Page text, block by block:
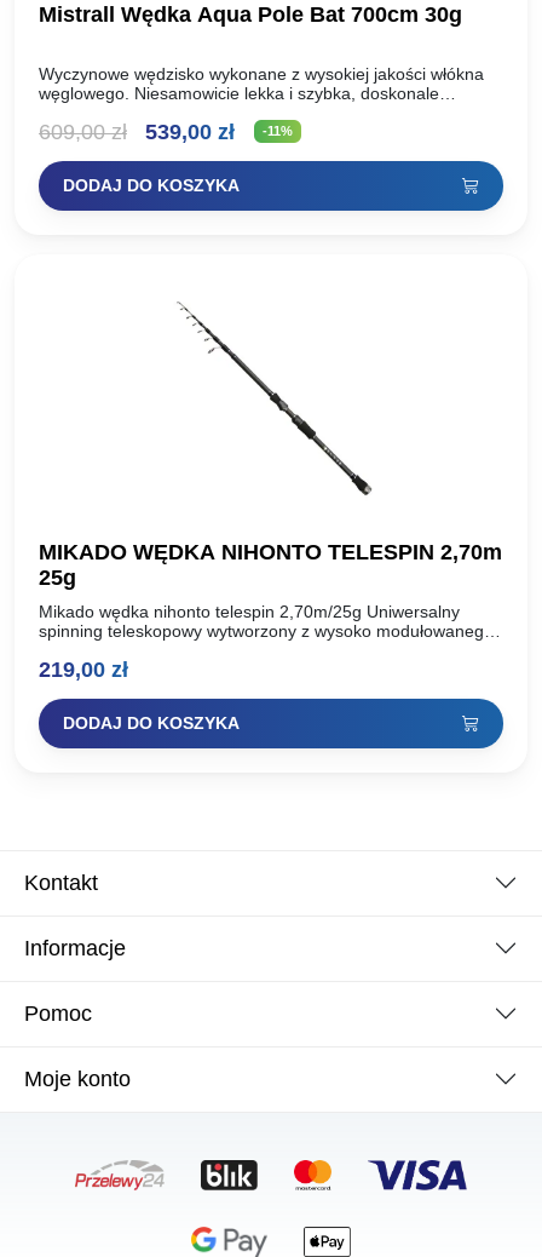
Mistrall Wędka Aqua Pole Bat 700cm 30g
Wyczynowe wędzisko wykonane z wysokiej jakości włókna
węglowego. Niesamowicie lekka i szybka, doskonale
wygodnym podczas łowienia bez…
609,00zł
Pierwotna
cena
wynosiła:
539,00 złAktualna
cena
wynosi:
-11%
DODAJ DO KOSZYKA
MIKADO WĘDKA NIHONTO TELESPIN 2,70m
25g
Mikado wędka nihonto telespin 2,70m/25g Uniwersalny
spinning teleskopowy wytworzony z wysoko modułowanego
szczytową akcją i krótką długością transportową…
219,00 zł
DODAJ DO KOSZYKA
Kontakt
Informacje
Pomoc
Moje konto